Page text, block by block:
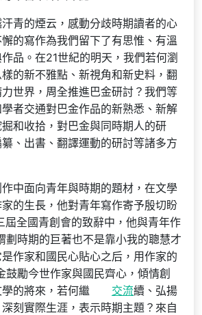
青的煙云，感動分歧時期讀者的心
的寫作為我們留下了有思惟、有溫
品。在21世紀的明天，我們若何瀏
的新不雅點、新視角和新史料，翻
世界，周全推進巴金研討？我們等
者交通對巴金作品的新熟悉、新解
和收拾，對巴金與同時期人的研
、出書、翻譯運動的研討等諸多方
中面向青年與時期的題材，在文學
的生長，他對青年寫作寄予殷切盼
屆全國青創會的致辭中，他與青年作
劃時期的巨著也不是靠小我的聰慧才
作家和國民心貼心之后，用作家的
鼓勵今世作家與國民齊心，傾情創
的將來，若何繼
交流續、弘揚
刻實際生涯，表示時期主題？來自